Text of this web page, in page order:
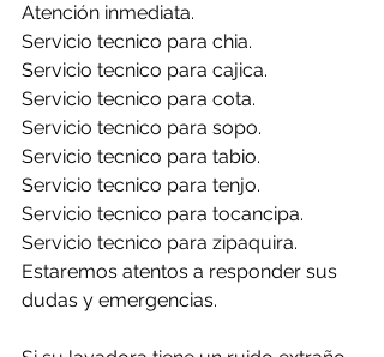
Atención inmediata.
Servicio tecnico para chia.
Servicio tecnico para cajica.
Servicio tecnico para cota.
Servicio tecnico para sopo.
Servicio tecnico para tabio.
Servicio tecnico para tenjo.
Servicio tecnico para tocancipa.
Servicio tecnico para zipaquira.
Estaremos atentos a responder sus
dudas y emergencias.